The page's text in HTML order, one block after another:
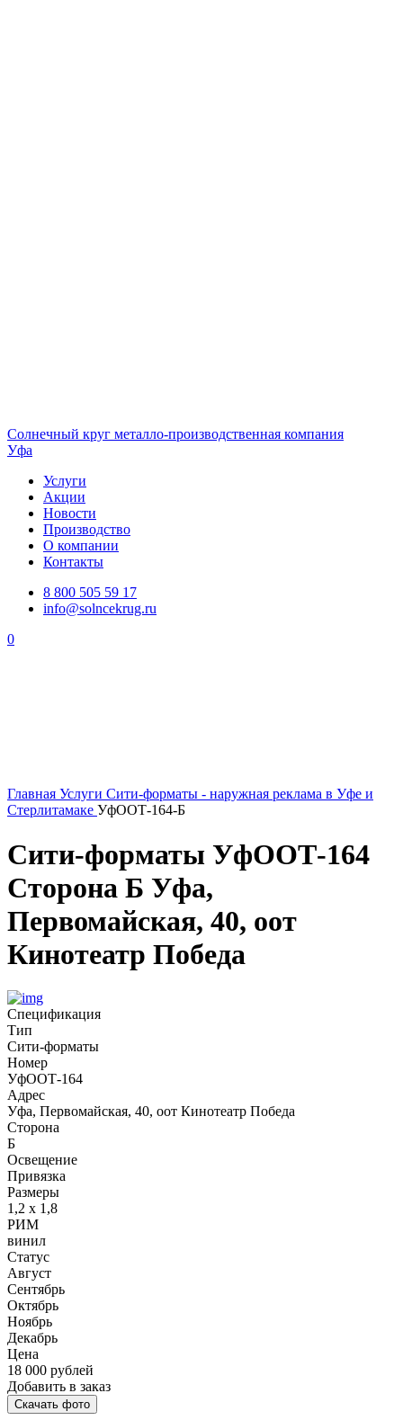
Солнечный круг металло-производственная компания
Уфа
Услуги
Акции
Новости
Производство
О компании
Контакты
8 800 505 59 17
info@solncekrug.ru
0
Главная Услуги Сити-форматы - наружная реклама в Уфе и
Стерлитамаке УфООТ-164-Б
Сити-форматы УфООТ-164
Сторона Б Уфа,
Первомайская, 40, оот
Кинотеатр Победа
Спецификация
Тип
Сити-форматы
Номер
УфООТ-164
Адрес
Уфа, Первомайская, 40, оот Кинотеатр Победа
Сторона
Б
Освещение
Привязка
Размеры
1,2 х 1,8
РИМ
винил
Статус
Август
Сентябрь
Октябрь
Ноябрь
Декабрь
Цена
18 000 рублей
Добавить в заказ
Скачать фото